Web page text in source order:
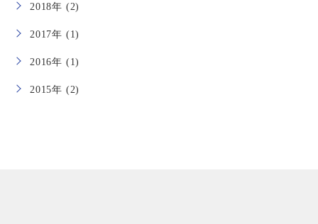
2018年 (2)
2017年 (1)
2016年 (1)
2015年 (2)